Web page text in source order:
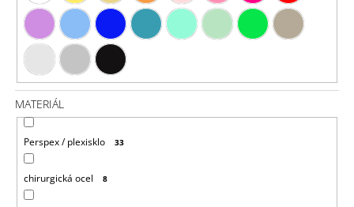
MATERIÁL
Perspex / plexisklo 33
chirurgická ocel 8
ZÁUŠNIC
300
Kč